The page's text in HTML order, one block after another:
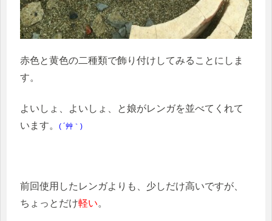
赤色と黄色の二種類で飾り付けしてみることにしま
す。
よいしょ、よいしょ、と娘がレンガを並べてくれて
います。
( ´艸｀)
前回使用したレンガよりも、少しだけ高いですが、
ちょっとだけ軽い。